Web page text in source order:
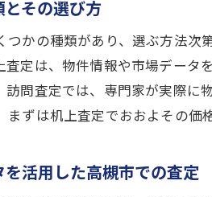
その選び方
つかの種類があり、選ぶ方法次
査定は、物件情報や市場デー
訪問査定では、専門家が実際
まずは机上査定でおおよその価
を活用した高槻市での査定